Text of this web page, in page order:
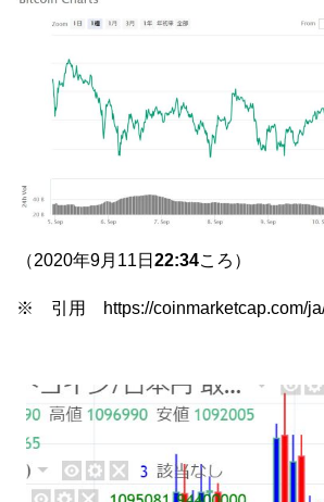
（2020年9月11日 22:34ころ）
※ 引用 https://coinmarketcap.com/